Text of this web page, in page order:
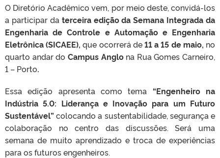
O Diretório Acadêmico vem, por meio deste, convidá-los
a participar da terceira edição da Semana Integrada da
Engenharia de Controle e Automação e Engenharia
Eletrônica (SICAEE), que ocorrerá de11 a 15 de maio, no
quarto andar do Campus Anglo na Rua Gomes Carneiro,
1 – Porto.
Essa edição apresenta como tema “Engenheiro na
Indústria 5.0: Liderança e Inovação para um Futuro
Sustentável”colocando a sustentabilidade, segurança e
colaboração no centro das discussões. Será uma
semana de muito aprendizado e troca de experiências
para os futuros engenheiros.